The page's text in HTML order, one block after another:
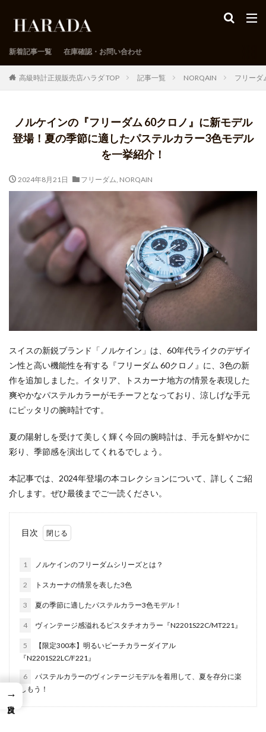
新着記事一覧 在庫確認・お問い合わせ
高級時計正規販売店ハラダ TOP 記事一覧 NORQAIN フリーダ
ノルケインの『フリーダム 60クロノ』に新モデル
登場！夏の季節に適したパステルカラー3色モデル
を一挙紹介！
2024年8月21日 フリーダム, NORQAIN
スイスの新鋭ブランド「ノルケイン」は、60年代ライクのデザイ
ン性と高い機能性を有する『フリーダム 60クロノ』に、3色の新
作を追加しました。イタリア、トスカーナ地方の情景を表現した
爽やかなパステルカラーがモチーフとなっており、涼しげな手元
にピッタリの腕時計です。
夏の陽射しを受けて美しく輝く今回の腕時計は、手元を鮮やかに
彩り、季節感を演出してくれるでしょう。
本記事では、2024年登場の本コレクションについて、詳しくご紹
介します。ぜひ最後までご一読ください。
目次
1 ノルケインのフリーダムシリーズとは？
2 トスカーナの情景を表した3色
3 夏の季節に適したパステルカラー3色モデル！
4 ヴィンテージ感溢れるピスタチオカラー『N2201S22C/MT221』
5
【限定300本】明るいピーチカラーダイアル
『N2201S22LC/F221』
6
パステルカラーのヴィンテージモデルを着用して、夏を存分に楽
しもう！
→